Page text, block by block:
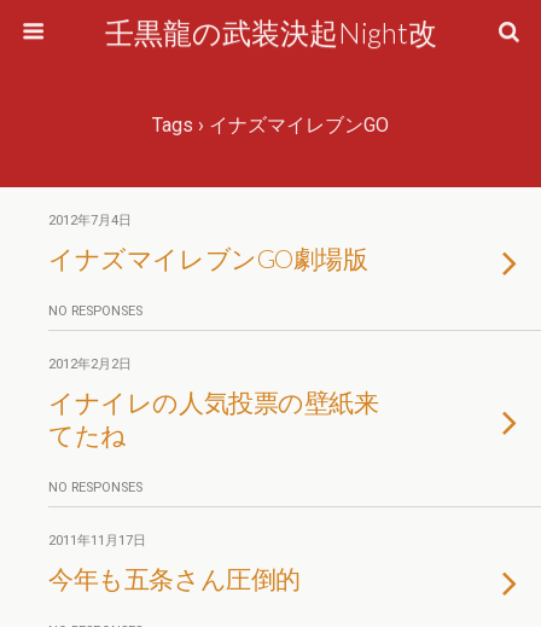
壬黒龍の武装決起Night改
Tags › イナズマイレブンGO
2012年7月4日
イナズマイレブンGO劇場版
NO RESPONSES
2012年2月2日
イナイレの人気投票の壁紙来
てたね
NO RESPONSES
2011年11月17日
今年も五条さん圧倒的